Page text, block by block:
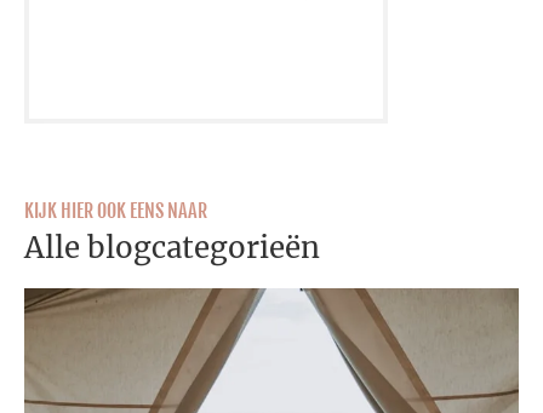
KIJK HIER OOK EENS NAAR
Alle blogcategorieën